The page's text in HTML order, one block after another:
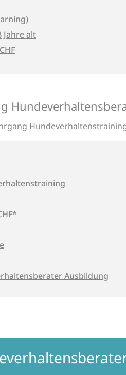
Jahre alt
Ausbildung